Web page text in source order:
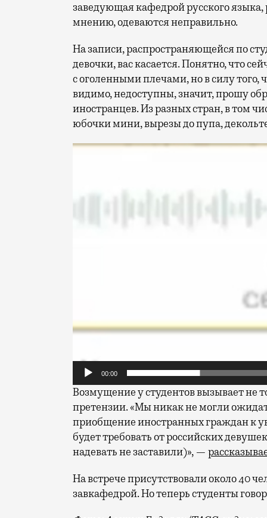
заведующая кафедрой русского
мнению, одеваются неправильно.
На записи, распространяющейся по
девочки, вас касается. Понятно, что
с оголенными плечами, но в силу
видимо, недоступны, значит, прошу
иностранцев. Из разных стран, в том
юбочки мини, вырезы до пупа,
Видеоплеер
00:00
Возмущение у студентов вызывает не
претензии. «Мы никак не могли
приобщение иностранных граждан к
будет требовать от российских
надевать не заставили)», —
На встрече присутствовали около 40
завкафедрой. Но теперь студенты